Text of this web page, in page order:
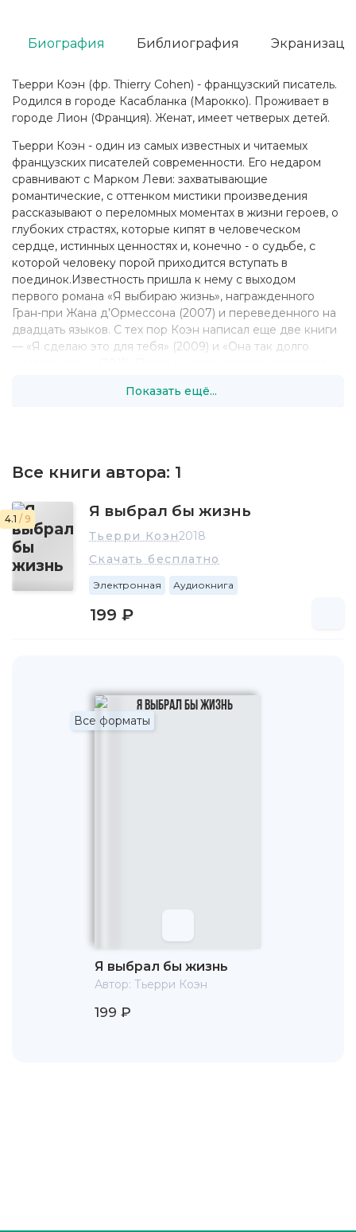
Тьерри Коэн (фр. Thierry Cohen) - французский писатель.
Родился в городе Касабланка (Марокко). Проживает в
городе Лион (Франция). Женат, имеет четверых детей.
Тьерри Коэн - один из самых известных и читаемых
французских писателей современности. Его недаром
сравнивают с Марком Леви: захватывающие
романтические, с оттенком мистики произведения
рассказывают о переломных моментах в жизни героев, о
глубоких страстях, которые кипят в человеческом
сердце, истинных ценностях и, конечно - о судьбе, с
которой человеку порой приходится вступать в
поединок.Известность пришла к нему с выходом
первого романа «Я выбираю жизнь», награжденного
Гран-при Жана д’Ормессона (2007) и переведенного на
двадцать языков. С тех пор Коэн написал еще две книги
— «Я сделаю это для тебя» (2009) и «Она так долго
Показать ещё...
Биография Библиография
Все книги автора: 1
4.1 / 9 Я выбрал бы жизнь
Тьерри Коэн2018
Скачать бесплатно
Электронная Аудиокнига
199 ₽
Все форматы
Я выбрал бы жизнь
Автор: Тьерри Коэн
199 ₽